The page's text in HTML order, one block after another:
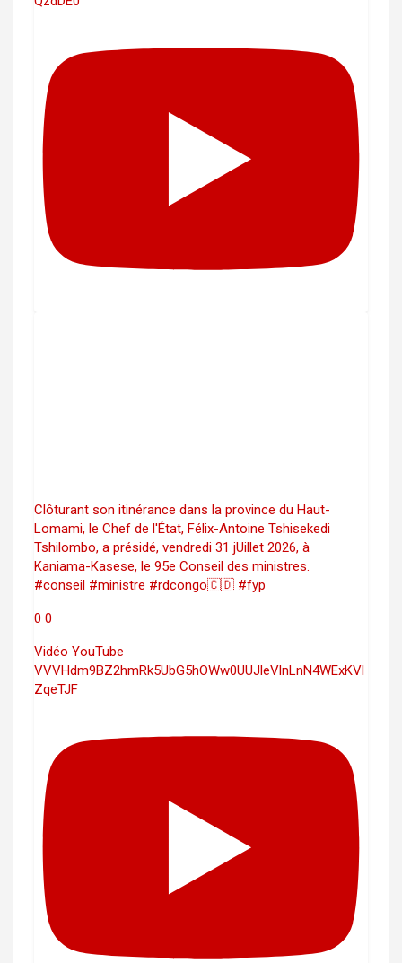
Clôturant son itinérance dans la province du Haut-
Lomami, le Chef de l'État, Félix-Antoine Tshisekedi
Tshilombo, a présidé, vendredi 31 jUillet 2026, à
Kaniama-Kasese, le 95e Conseil des ministres.
#conseil #ministre #rdcongo🇨🇩 #fyp
0 0
Vidéo YouTube
VVVHdm9BZ2hmRk5UbG5hOWw0UUJleVlnLnN4WExKVl
ZqeTJF